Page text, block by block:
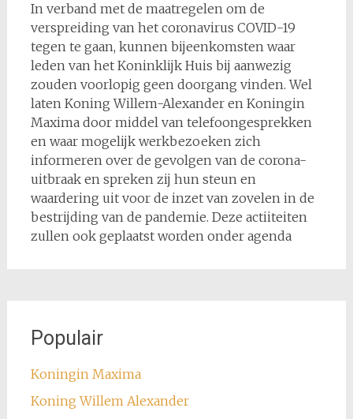
In verband met de maatregelen om de
verspreiding van het coronavirus COVID-19
tegen te gaan, kunnen bijeenkomsten waar
leden van het Koninklijk Huis bij aanwezig
zouden voorlopig geen doorgang vinden. Wel
laten Koning Willem-Alexander en Koningin
Maxima door middel van telefoongesprekken
en waar mogelijk werkbezoeken zich
informeren over de gevolgen van de corona-
uitbraak en spreken zij hun steun en
waardering uit voor de inzet van zovelen in de
bestrijding van de pandemie. Deze actiiteiten
zullen ook geplaatst worden onder agenda
Populair
Koningin Maxima
Koning Willem Alexander